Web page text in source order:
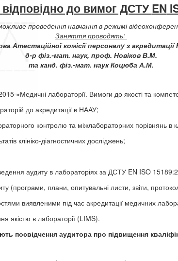
відповідно до вимог ДСТУEN
проведення навчання в режимі
Заняття проводять:
Атестаційної комісії персоналу з
д-р фіз.-мат. наук, проф. Новіков В.М.
та канд. фіз.-мат. наук Коцюба А.М.
«Медичні лабораторії. Вимоги до якості та
до акредитації в НААУ;
контролю та міжлабораторних порівнянь в
клініко-діагностичних досліджень;
аудиту в лабораторіях за ДСТУ EN ISO
(програми, плани, опитувальні листи, звіти,
виявленими під час акредитації медичних
якістю в лабораторії (LIMS).
посвідчення аудитора про підвищення